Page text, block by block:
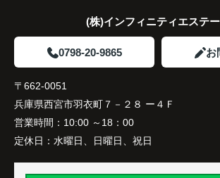
家族全員にとって、将来を見据えた
(株)インフィニティエステー
0798-20-9865 お
〒662-0051
兵庫県西宮市羽衣町７－２８ ー４Ｆ
営業時間： 10:00 ～18：00
定休日： 水曜日、日曜日、祝日